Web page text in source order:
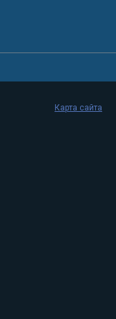
Карта сайта